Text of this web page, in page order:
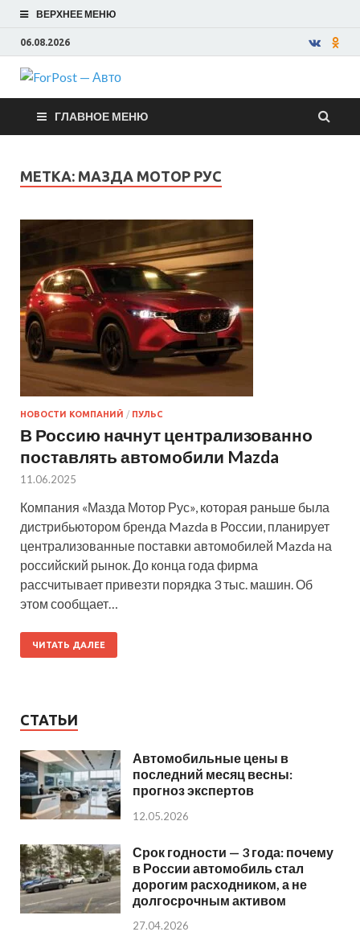
ВЕРХНЕЕ МЕНЮ
06.08.2026
ForPost —
Авто
ГЛАВНОЕ МЕНЮ
МЕТКА: МАЗДА МОТОР РУС
НОВОСТИ КОМПАНИЙ / ПУЛЬС
В Россию начнут централизованно
поставлять автомобили Mazda
11.06.2025
Компания «Мазда Мотор Рус», которая раньше была
дистрибьютором бренда Mazda в России, планирует
централизованные поставки автомобилей Mazda на
российский рынок. До конца года фирма
рассчитывает привезти порядка 3 тыс. машин. Об
этом сообщает…
ЧИТАТЬ ДАЛЕЕ
СТАТЬИ
Автомобильные цены в
последний месяц весны:
прогноз экспертов
12.05.2026
Срок годности — 3 года: почему
в России автомобиль стал
дорогим расходником, а не
долгосрочным активом
27.04.2026